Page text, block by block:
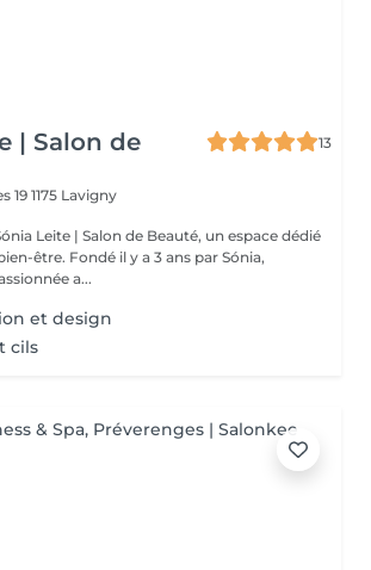
| Salon de
13
19 1175 Lavigny
Leite | Salon de Beauté, un espace dédié
3 ans par Sónia,
a...
et design
cils